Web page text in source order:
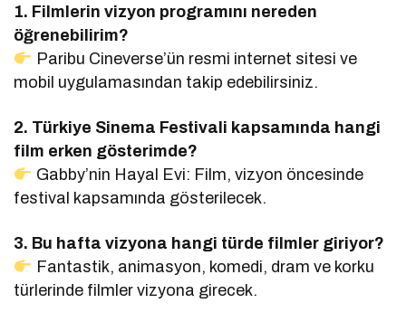
1. Filmlerin vizyon programını nereden
öğrenebilirim?
Paribu Cineverse’ün resmi internet sitesi ve
mobil uygulamasından takip edebilirsiniz.
2. Türkiye Sinema Festivali kapsamında hangi
film erken gösterimde?
Gabby’nin Hayal Evi: Film, vizyon öncesinde
festival kapsamında gösterilecek.
3. Bu hafta vizyona hangi türde filmler giriyor?
Fantastik, animasyon, komedi, dram ve korku
türlerinde filmler vizyona girecek.